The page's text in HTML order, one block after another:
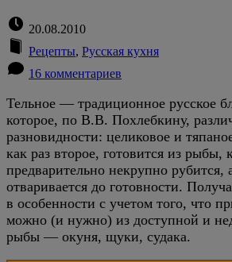
20.08.2010
Рецепты, Русская кухня
16 комментариев
Тельное — традиционное русское
которое, по В.В. Похлебкину,
разновидности: целиковое и
как раз второе, готовится из рыбы,
предварительно некрупно рубится,
отваривается до готовности.
в особенности с учетом того, что
можно (и нужно) из доступной и
рыбы — окуня, щуки, судака.